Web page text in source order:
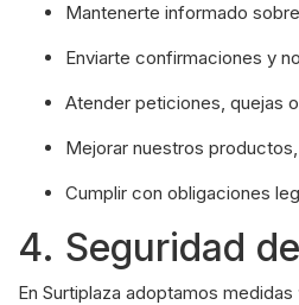
Mantenerte informado
Enviarte confirmaciones y
Atender peticiones, quejas
Mejorar nuestros
Cumplir con obligaciones
4. Seguridad
En Surtiplaza adoptamos medidas